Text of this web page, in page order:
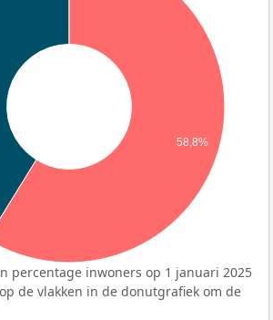
58,8%
percentage inwoners op 1 januari 2025
de vlakken in de donutgrafiek om de